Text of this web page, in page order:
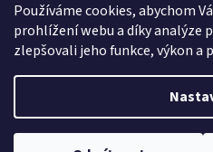
Používáme cookies, abychom
prohlížení webu a díky analýze
zlepšovali jeho funkce, výkon a
CUBE Store